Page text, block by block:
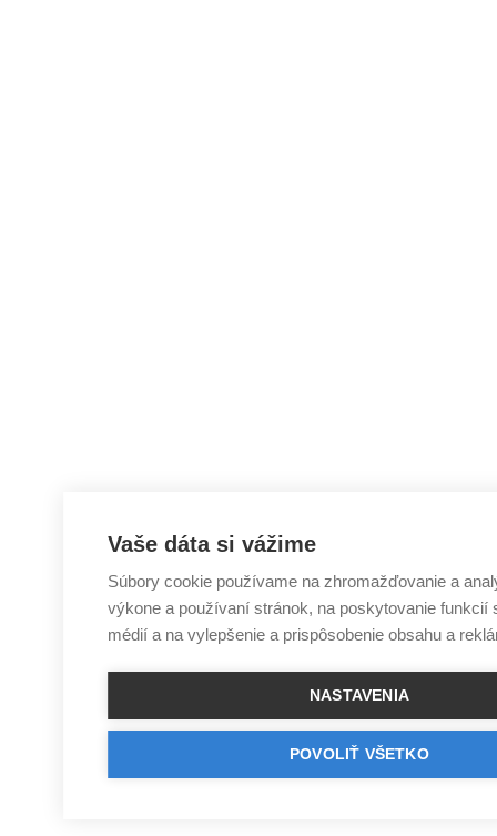
Vaše dáta si vážime
Súbory cookie používame na zhromažďovanie a
výkone a používaní stránok, na poskytovanie funkcií
médií a na vylepšenie a prispôsobenie obsahu a
NASTAVENIA
POVOLIŤ VŠETKO